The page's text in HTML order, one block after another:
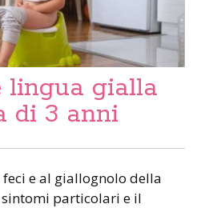
lingua gialla
di 3 anni
e al giallognolo della
particolari e il